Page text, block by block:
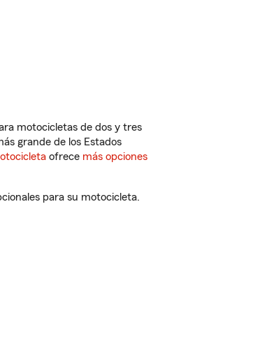
motocicletas de dos y tres
grande de los Estados
ofrece más opciones
para su motocicleta.